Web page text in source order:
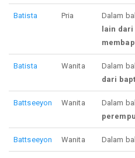
Batista Pria Dalam
lain
Batista Wanita Dalam
dari
Battseeyon Wanita Dalam
Battseeyon Wanita Dalam